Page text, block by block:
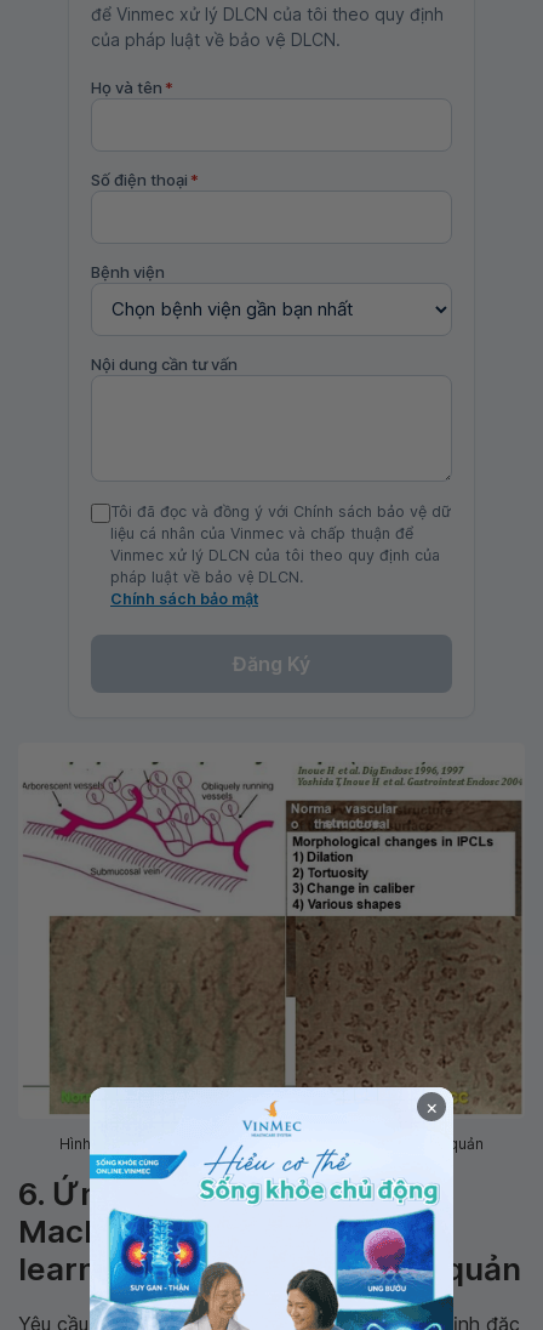
để Vinmec xử lý DLCN của tôi theo quy định
của pháp luật về bảo vệ DLCN.
Họ và tên *
Số điện thoại *
Bệnh viện
Nội dung cần tư vấn
Tôi đã đọc và đồng ý với Chính sách bảo vệ dữ
liệu cá nhân của Vinmec và chấp thuận để
Vinmec xử lý DLCN của tôi theo quy định của
pháp luật về bảo vệ DLCN.
Chính sách bảo mật
Đăng Ký
Hình 4: Hình ảnh các quai mao mạch trong ung thư thực quản
6. Ứng dụng của thuật toán
Machine learning và Deep
learning trong ung thư thực quản
Yêu cầu về các phương pháp phát hiện và xác định đặc
×